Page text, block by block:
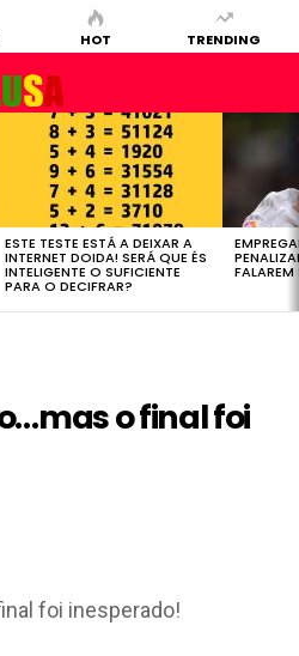
HOT TRENDING
ESTE TESTE ESTÁ A DEIXAR A
INTERNET DOIDA! SERÁ QUE ÉS
INTELIGENTE O SUFICIENTE
PARA O DECIFRAR?
FALAREM
o final foi
foi inesperado!